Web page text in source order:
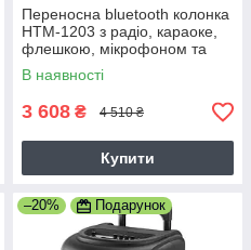
Переносна bluetooth колонка
HTM-1203 з радіо, караоке,
флешкою, мікрофоном та
пультом, колонка валіза
В наявності
3 608 ₴ 4 510 ₴
Купити
–20% Подарунок